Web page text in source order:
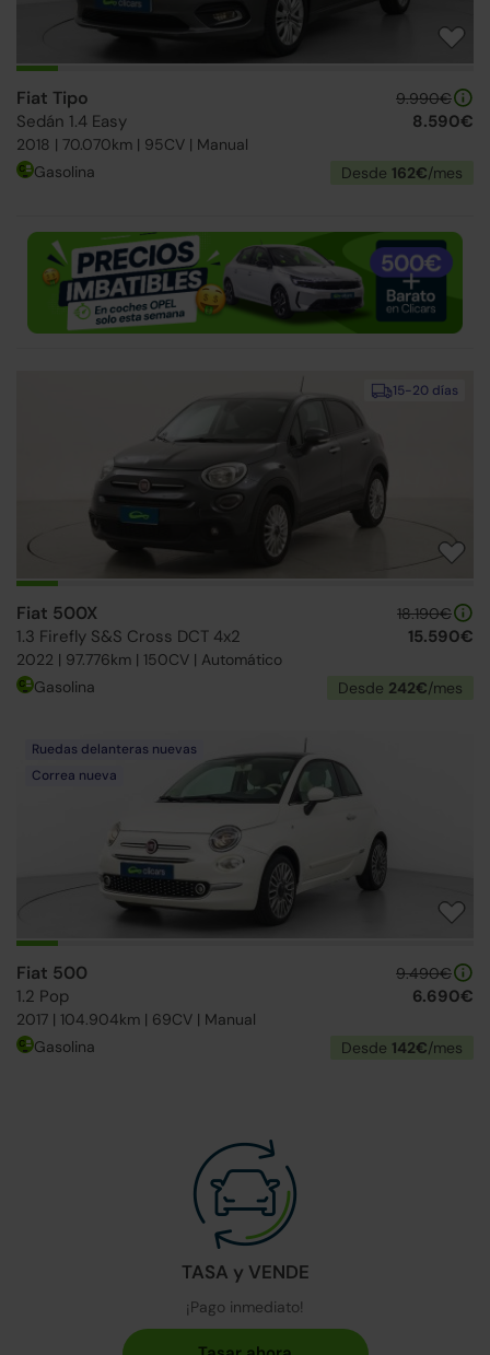
Fiat Tipo
Sedán 1.4 Easy
2018 | 70.070km | 95CV | Manual
9.990€
8.590€
Gasolina Desde 162€/mes
15-20 días
Fiat 500X
1.3 Firefly S&S Cross DCT 4x2
2022 | 97.776km | 150CV | Automático
18.190€
15.590€
Gasolina Desde 242€/mes
Ruedas delanteras nuevas
Correa nueva
Fiat 500
1.2 Pop
2017 | 104.904km | 69CV | Manual
9.490€
6.690€
Gasolina Desde 142€/mes
TASA y VENDE
¡Pago inmediato!